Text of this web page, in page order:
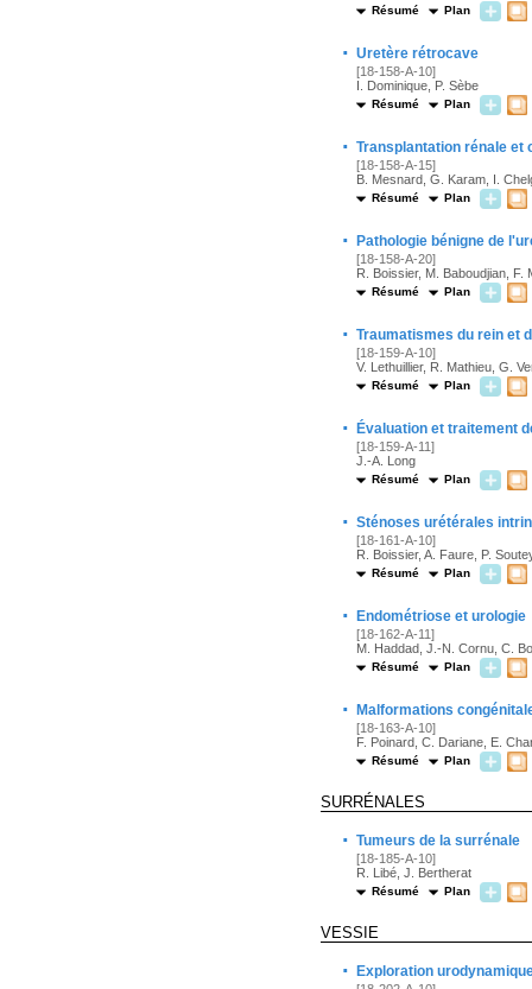
Résumé Plan
· Uretère rétrocave
[18-158-A-10]
I. Dominique, P. Sèbe
Résumé Plan
· Transplantation rénale et
[18-158-A-15]
B. Mesnard, G. Karam, I.
Résumé Plan
· Pathologie bénigne de
[18-158-A-20]
R. Boissier, M. Baboudjian, F.
Résumé Plan
· Traumatismes du rein et
[18-159-A-10]
V. Lethuillier, R. Mathieu, G.
Résumé Plan
· Évaluation et traitement
[18-159-A-11]
J.-A. Long
Résumé Plan
· Sténoses urétérales
[18-161-A-10]
R. Boissier, A. Faure, P.
Résumé Plan
· Endométriose et urologie
[18-162-A-11]
M. Haddad, J.-N. Cornu, C.
Résumé Plan
· Malformations
[18-163-A-10]
F. Poinard, C. Dariane, E.
Résumé Plan
SURRÉNALES
· Tumeurs de la surrénale
[18-185-A-10]
R. Libé, J. Bertherat
Résumé Plan
VESSIE
· Exploration